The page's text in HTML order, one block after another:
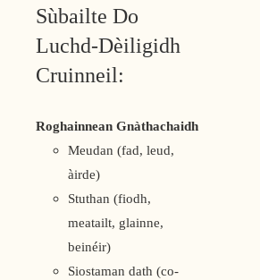
Sùbailte Do
Luchd-Dèiligidh
Cruinneil:
Roghainnean Gnàthachaidh
Meudan (fad, leud,
àirde)
Stuthan (fiodh,
meatailt, glainne,
beinéir)
Siostaman dath (co-